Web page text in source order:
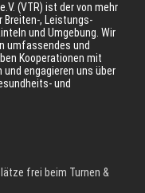
(VTR) ist der von mehr
Breiten-, Leistungs-
und Umgebung. Wir
umfassendes und
Kooperationen mit
und engagieren uns über
und
frei beim Turnen &